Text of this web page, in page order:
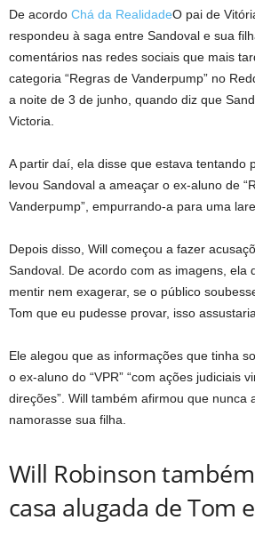
De acordo Chá da RealidadeO pai de
respondeu à saga entre Sandoval e sua
comentários nas redes sociais que mais
categoria “Regras de Vanderpump” no
a noite de 3 de junho, quando diz que
Victoria.
A partir daí, ela disse que estava tentando
levou Sandoval a ameaçar o ex-aluno de
Vanderpump”, empurrando-a para uma
Depois disso, Will começou a fazer
Sandoval. De acordo com as imagens, ela
mentir nem exagerar, se o público
Tom que eu pudesse provar, isso
Ele alegou que as informações que tinha
o ex-aluno do “VPR” “com ações judiciais
direções”. Will também afirmou que nunca
namorasse sua filha.
Will Robinson
casa alugada de Tom